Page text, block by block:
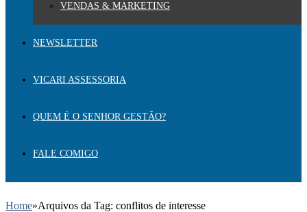
VENDAS & MARKETING
NEWSLETTER
VICARI ASSESSORIA
QUEM É O SENHOR GESTÃO?
FALE COMIGO
Home»Arquivos da Tag: conflitos de interesse